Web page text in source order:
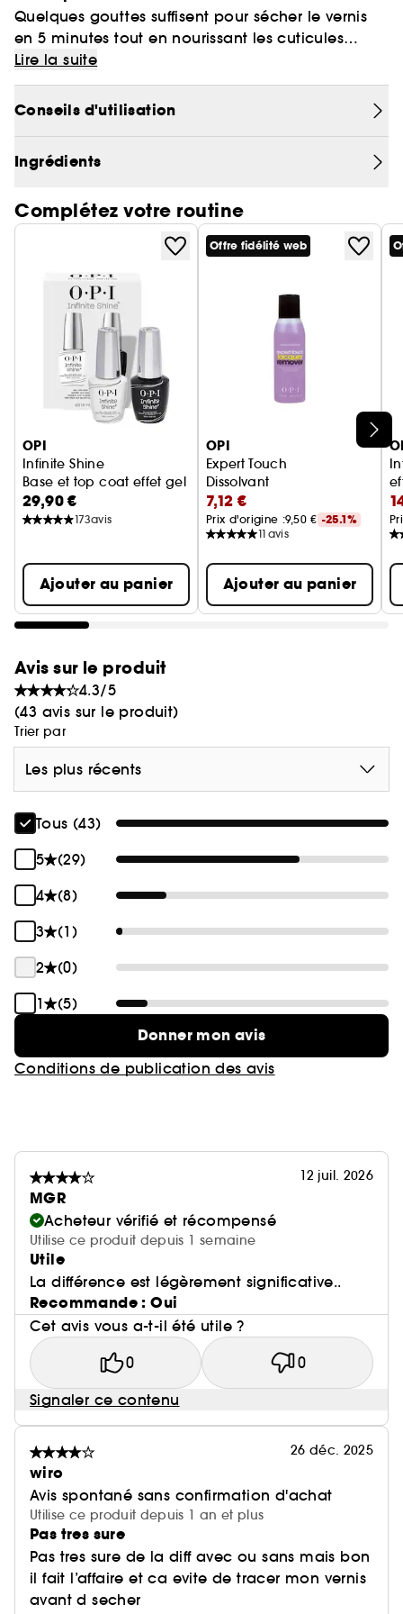
Quelques gouttes suffisent pour sécher le vernis
en 5 minutes tout en nourissant les cuticules
grâce au jojoba aux propriétés apaisantes et à la
vitamine E, un anti-oxydant.
Lire la suite
Conseils d'utilisation
Ingrédients
Complétez votre routine
Ignorer le carrousel produits
OPI
Infinite Shine
Base et top coat effet gel jusqu'à 11 jours de tenue
29,90 €
173avis
Ajouter au panier
Offre fidélité web
OPI
Expert Touch
Dissolvant
7,12 €
Prix d'origine :9,50 € -25.1%
11 avis
Ajouter au panier
Avis sur le produit
4.3/5
(43 avis sur le produit)
Trier par
Les plus récents
Tous (43)
5
(29)
4
(8)
3
(1)
2
(0)
1
(5)
Donner mon avis
Conditions de publication des avis
12 juil. 2026
MGR
Acheteur vérifié et récompensé
Utilise ce produit depuis 1 semaine
Utile
La différence est légèrement significative..
Recommande : Oui
Cet avis vous a-t-il été utile ?
0 0
Signaler ce contenu
26 déc. 2025
wiro
Avis spontané sans confirmation d'achat
Utilise ce produit depuis 1 an et plus
Pas tres sure
Pas tres sure de la diff avec ou sans mais bon
il fait l’affaire et ca evite de tracer mon vernis
avant d secher